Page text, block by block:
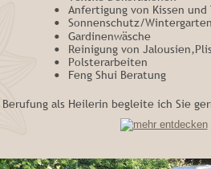
• Anfertigung von Kissen und
• Sonnenschutz/
• Gardinenwäsche
• Reinigung von
• Polsterarbeiten
•
Feng Shui Beratung
als Heilerin begleite ich Sie